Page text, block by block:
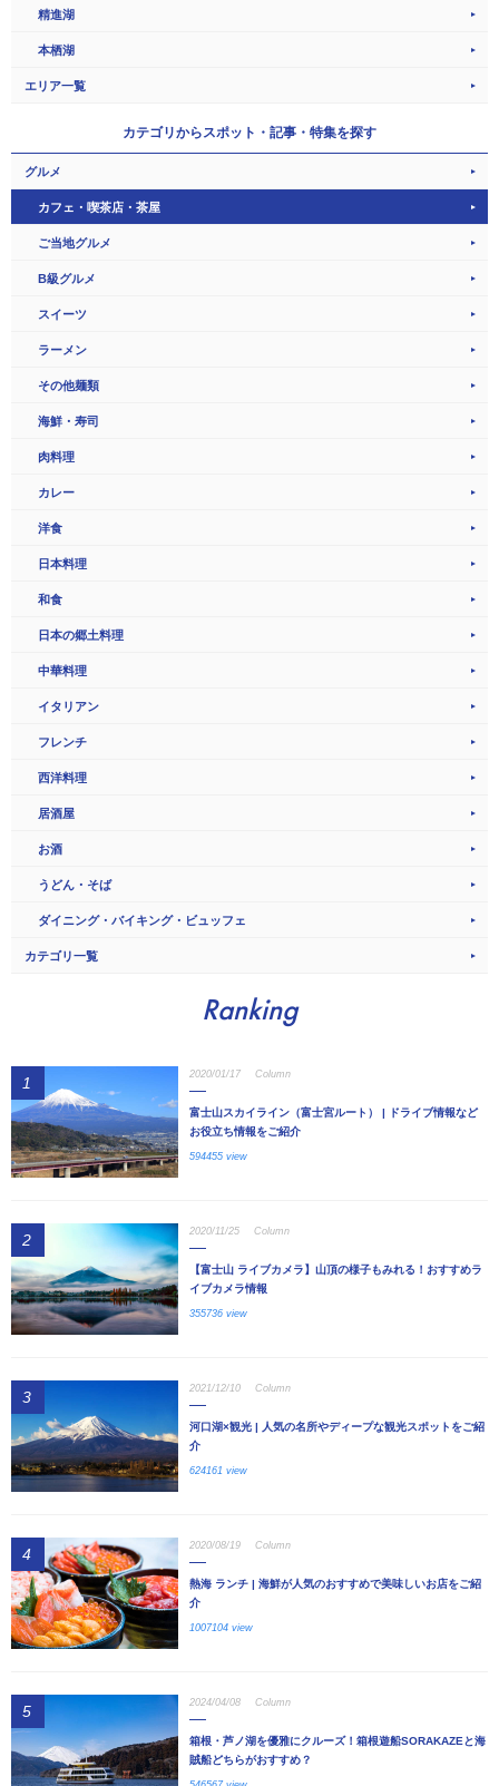
精進湖
本栖湖
エリア一覧
カテゴリからスポット・記事・特集を探す
グルメ
カフェ・喫茶店・茶屋
ご当地グルメ
B級グルメ
スイーツ
ラーメン
その他麺類
海鮮・寿司
肉料理
カレー
洋食
日本料理
和食
日本の郷土料理
中華料理
イタリアン
フレンチ
西洋料理
居酒屋
お酒
うどん・そば
ダイニング・バイキング・ビュッフェ
カテゴリ一覧
Ranking
1 2020/01/17 Column
富士山スカイライン（富士宮ルート） | ドライブ情報など
お役立ち情報をご紹介
594455 view
2 2020/11/25 Column
【富士山 ライブカメラ】山頂の様子もみれる！おすすめラ
イブカメラ情報
355736 view
3 2021/12/10 Column
河口湖×観光 | 人気の名所やディープな観光スポットをご紹
介
624161 view
4 2020/08/19 Column
熱海 ランチ | 海鮮が人気のおすすめで美味しいお店をご紹
介
1007104 view
5 2024/04/08 Column
箱根・芦ノ湖を優雅にクルーズ！箱根遊船SORAKAZEと海
賊船どちらがおすすめ？